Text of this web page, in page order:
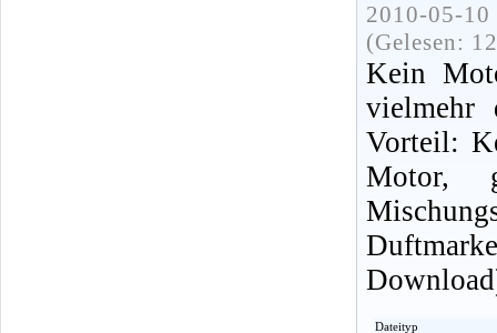
2010-05-
(Gelesen:
Kein
vielmehr
Vorteil:
Motor,
Dateityp